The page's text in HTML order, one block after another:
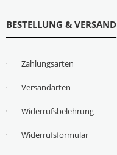
BESTELLUNG & VERSAND
Zahlungsarten
Versandarten
Widerrufsbelehrung
Widerrufsformular